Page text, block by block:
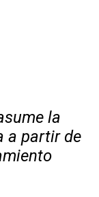
la
a partir de